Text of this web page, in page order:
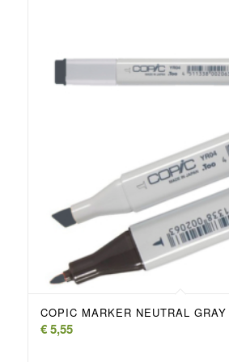
COPIC MARKER NEUTRAL GRAY
€5,55